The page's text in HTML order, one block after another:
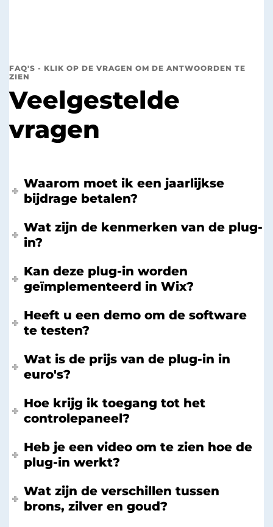
FAQ'S - KLIK OP DE VRAGEN OM DE ANTWOORDEN TE
ZIEN
Veelgestelde
vragen
Waarom moet ik een jaarlijkse
bijdrage betalen?
Wat zijn de kenmerken van de plug-
in?
Kan deze plug-in worden
geïmplementeerd in Wix?
Heeft u een demo om de software
te testen?
Wat is de prijs van de plug-in in
euro's?
Hoe krijg ik toegang tot het
controlepaneel?
Heb je een video om te zien hoe de
plug-in werkt?
Wat zijn de verschillen tussen
brons, zilver en goud?